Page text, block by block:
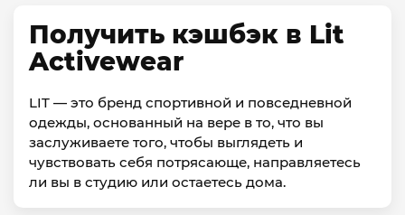
Получить кэшбэк в Lit
Activewear
LIT — это бренд спортивной и повседневной
одежды, основанный на вере в то, что вы
заслуживаете того, чтобы выглядеть и
чувствовать себя потрясающе, направляетесь
ли вы в студию или остаетесь дома.